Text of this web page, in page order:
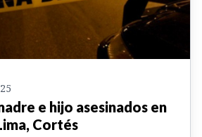
e hijo asesinados en
Cortés